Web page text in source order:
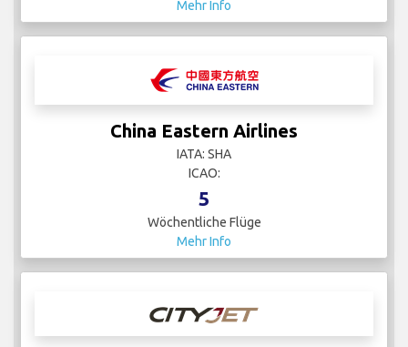
Mehr Info
China Eastern Airlines
IATA: SHA
ICAO:
5
Wöchentliche Flüge
Mehr Info